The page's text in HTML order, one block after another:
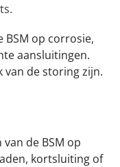
BSM op corrosie,
aansluitingen.
van de storing zijn.
de BSM op
kortsluiting of